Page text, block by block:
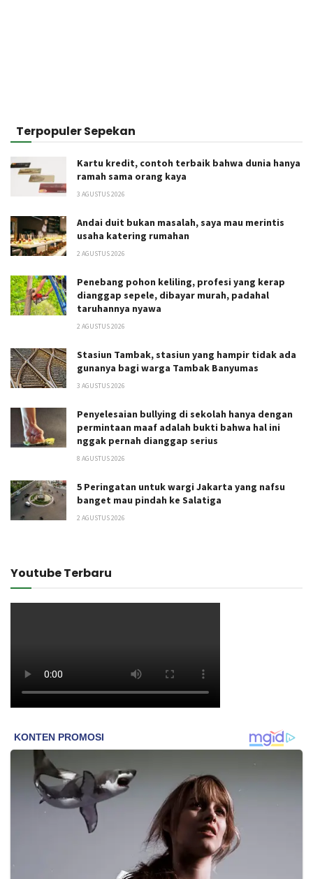
Terpopuler Sepekan
Kartu kredit, contoh terbaik bahwa dunia hanya
ramah sama orang kaya
3 AGUSTUS 2026
Andai duit bukan masalah, saya mau merintis
usaha katering rumahan
2 AGUSTUS 2026
Penebang pohon keliling, profesi yang kerap
dianggap sepele, dibayar murah, padahal
taruhannya nyawa
2 AGUSTUS 2026
Stasiun Tambak, stasiun yang hampir tidak ada
gunanya bagi warga Tambak Banyumas
3 AGUSTUS 2026
Penyelesaian bullying di sekolah hanya dengan
permintaan maaf adalah bukti bahwa hal ini
nggak pernah dianggap serius
8 AGUSTUS 2026
5 Peringatan untuk wargi Jakarta yang nafsu
banget mau pindah ke Salatiga
2 AGUSTUS 2026
Youtube Terbaru